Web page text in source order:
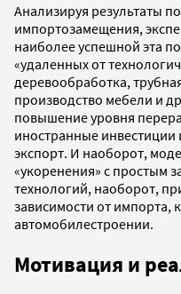
Анализируя результаты
импортозамещения,
наиболее успешной эта
«удаленных от
деревообработка,
производство мебели и
повышение уровня
иностранные инвестиции
экспорт. И наоборот,
«укоренения» с простым
технологий, наоборот,
зависимости от импорта,
автомобилестроении.
Мотивация и